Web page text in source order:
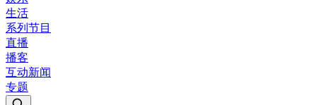
生活
系列节目
直播
播客
互动新闻
专题